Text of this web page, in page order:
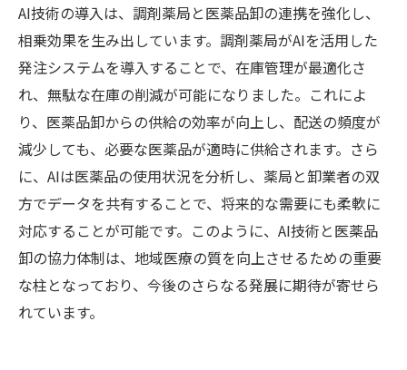
AI技術の導入は、調剤薬局と医薬品卸の連携を強化し、
相乗効果を生み出しています。調剤薬局がAIを活用した
発注システムを導入することで、在庫管理が最適化さ
れ、無駄な在庫の削減が可能になりました。これによ
り、医薬品卸からの供給の効率が向上し、配送の頻度が
減少しても、必要な医薬品が適時に供給されます。さら
に、AIは医薬品の使用状況を分析し、薬局と卸業者の双
方でデータを共有することで、将来的な需要にも柔軟に
対応することが可能です。このように、AI技術と医薬品
卸の協力体制は、地域医療の質を向上させるための重要
な柱となっており、今後のさらなる発展に期待が寄せら
れています。